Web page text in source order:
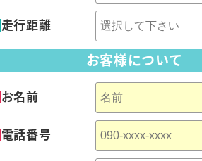
走行距離
お客様について
お名前
電話番号